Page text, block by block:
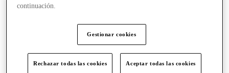
Servicios
continuación.
Gestionar cookies
Rechazar todas las cookies Aceptar todas las cookies